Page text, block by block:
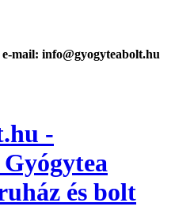
e-mail: info@gyogyteabolt.hu